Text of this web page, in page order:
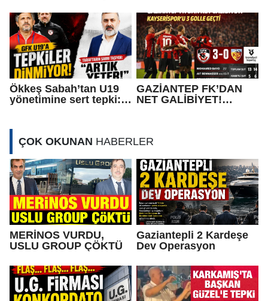
Ökkeş Sabah’tan U19
yönetimine sert tepki:
GAZİANTEP FK’DAN
NET GALİBİYET!
ÇOK OKUNAN HABERLER
MERİNOS VURDU,
USLU GROUP ÇÖKTÜ
Gaziantepli 2 Kardeşe
Dev Operasyon